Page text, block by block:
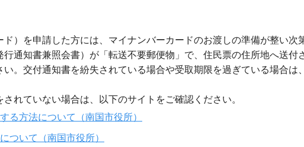
）を申請した方には、マイナンバーカードのお渡しの準備が整い次
通知書兼照会書）が「転送不要郵便物」で、住民票の住所地へ送付
。交付通知書を紛失されている場合や受取期限を過ぎている場合は
れていない場合は、以下のサイトをご確認ください。
る方法について（南国市役所）
ついて（南国市役所）